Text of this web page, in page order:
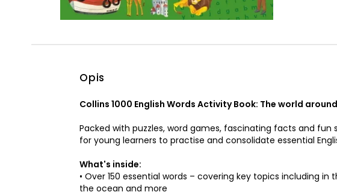
Opis
Collins 1000 English Words Activity Book: The world
Packed with puzzles, word games, fascinating facts and
for young learners to practise and consolidate essential
What's inside:
• Over 150 essential words – covering key topics including
the ocean and more